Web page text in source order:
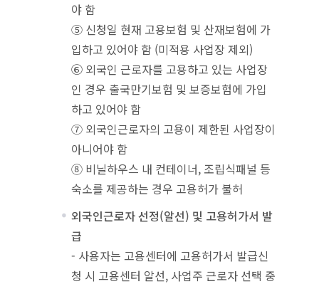
야 함
⑤ 신청일 현재 고용보험 및 산재보험에 가
입하고 있어야 함 (미적용 사업장 제외)
⑥ 외국인 근로자를 고용하고 있는 사업장
인 경우 출국만기보험 및 보증보험에 가입
하고 있어야 함
⑦ 외국인근로자의 고용이 제한된 사업장이
아니어야 함
⑧ 비닐하우스 내 컨테이너, 조립식패널 등
숙소를 제공하는 경우 고용허가 불허
외국인근로자 선정(알선) 및 고용허가서 발
급
- 사용자는 고용센터에 고용허가서 발급신
청 시 고용센터 알선, 사업주 근로자 선택 중